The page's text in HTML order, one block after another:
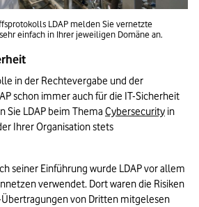
LDAP melden Sie vernetzte
einfach in Ihrer jeweiligen Domäne an.
in der Rechtevergabe und der
schon immer auch für die IT-Sicherheit
Sie LDAP beim Thema Cybersecurity in
Ihrer Organisation stets
seiner Einführung wurde LDAP vor allem
verwendet. Dort waren die Risiken
Übertragungen von Dritten mitgelesen